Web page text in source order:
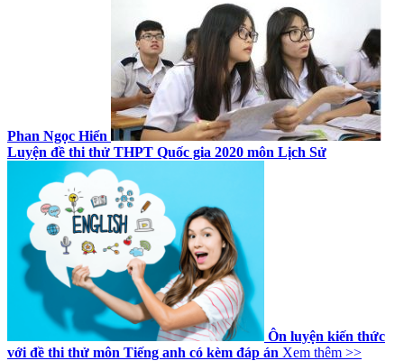
Phan Ngọc Hiển
Luyện đề thi thử THPT Quốc gia 2020 môn Lịch Sử
Ôn luyện kiến thức
với đề thi thử môn Tiếng anh có kèm đáp án Xem thêm >>